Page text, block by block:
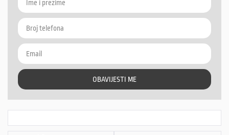
OBAVIJESTI ME